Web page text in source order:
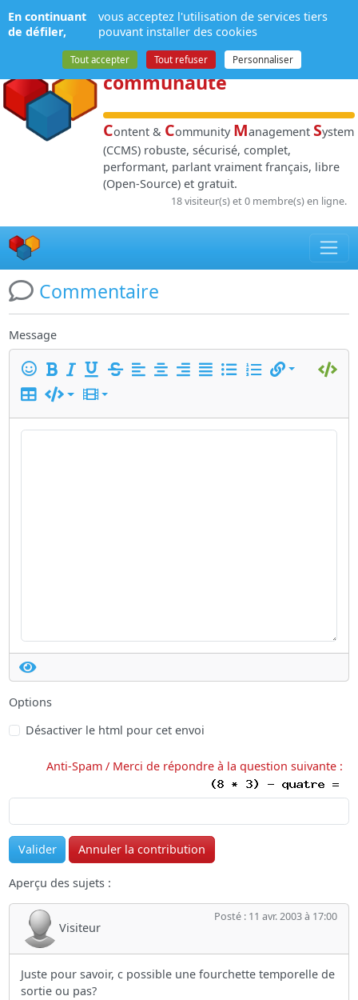
NPDS:Gestion de
contenuet de
communauté
Content & Community Management System
(CCMS) robuste, sécurisé, complet,
performant, parlant vraiment français, libre
(Open-Source) et gratuit.
18 visiteur(s) et 0 membre(s) en ligne.
Commentaire
Message
Options
Désactiver le html pour cet envoi
Anti-Spam / Merci de répondre à la question suivante :
Aperçu des sujets :
Visiteur
Posté : 11 avr. 2003 à 17:00
Juste pour savoir, c possible une fourchette temporelle de
sortie ou pas?
Panneau de gestion des cookies
En continuant
de défiler,
vous acceptez l'utilisation de services tiers
pouvant installer des cookies
Tout accepter Tout refuser Personnaliser